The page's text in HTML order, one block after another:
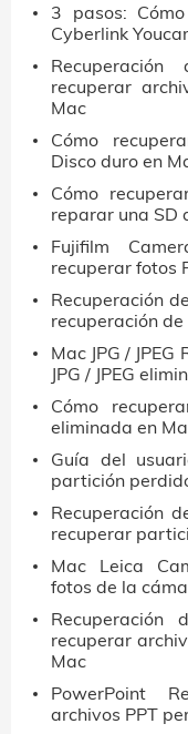
3 pasos:
Cyberlink
recuperar
Mac
Cómo
Disco duro en
Cómo
reparar una SD
Fujifilm
recuperar fotos
Recuperación
recuperación
Mac JPG /
JPG / JPEG
Cómo
eliminada en
Guía del
partición
Recuperación
recuperar
Mac Leica
fotos de la
Recuperación
recuperar
Mac
PowerPoint
archivos PPT